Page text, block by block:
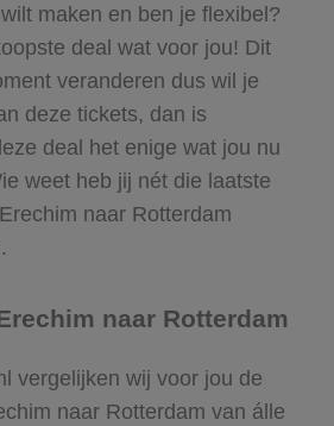
maken en ben je flexibel?
deal wat voor jou! Dit
veranderen dus wil je
deze tickets, dan is
deal het enige wat jou nu
weet heb jij nét die laatste
naar Rotterdam
naar Rotterdam
vergelijken wij voor jou de
naar Rotterdam van álle